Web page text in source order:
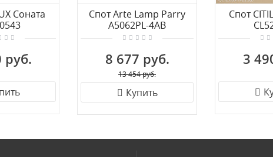
Соната
руб.
Спот Arte Lamp Parry
A5062PL-4AB
8 677 руб.
13 454 руб.
Купить
Спот
3